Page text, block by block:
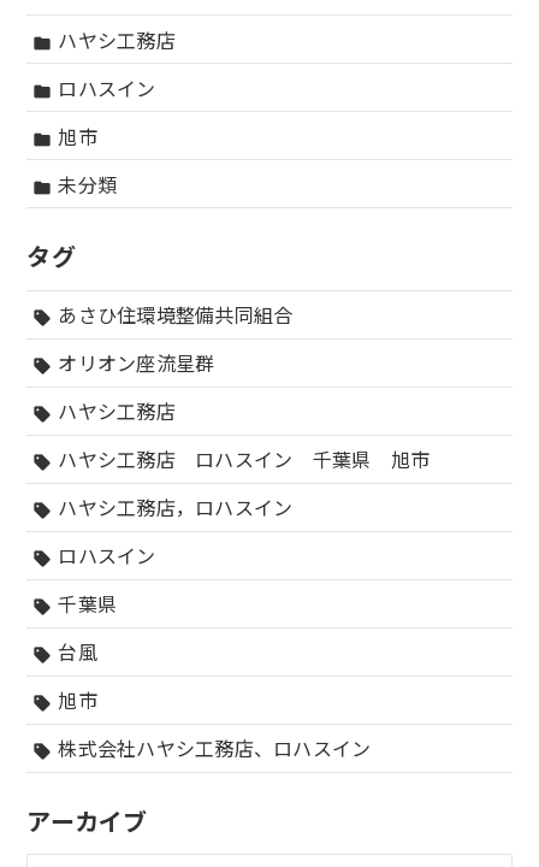
folder ハヤシ工務店
folder ロハスイン
folder 旭市
folder 未分類
タグ
sell あさひ住環境整備共同組合
sell オリオン座流星群
sell ハヤシ工務店
sell ハヤシ工務店 ロハスイン 千葉県 旭市
sell ハヤシ工務店，ロハスイン
sell ロハスイン
sell 千葉県
sell 台風
sell 旭市
sell 株式会社ハヤシ工務店、ロハスイン
アーカイブ